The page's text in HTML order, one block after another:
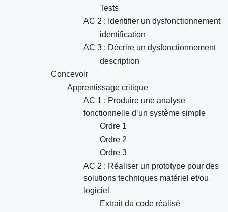
Tests
AC 2 : Identifier un dysfonctionnement
identification
AC 3 : Décrire un dysfonctionnement
description
Concevoir
Apprentissage critique
AC 1 : Produire une analyse
fonctionnelle d’un système simple
Ordre 1
Ordre 2
Ordre 3
AC 2 : Réaliser un prototype pour des
solutions techniques matériel et/ou
logiciel
Extrait du code réalisé